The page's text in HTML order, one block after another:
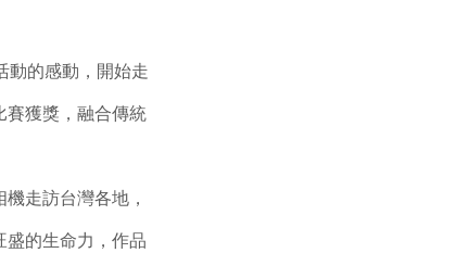
動的感動，開始走
賽獲獎，融合傳統
走訪台灣各地，
盛的生命力，作品